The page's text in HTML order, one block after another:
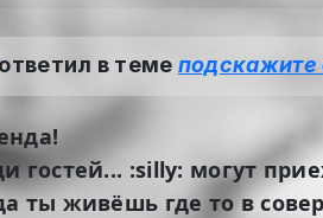
ответил в теме
гостей... :silly: могут
ты живёшь где то в